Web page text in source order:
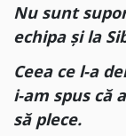
Nu sunt
echipa și la
Ceea ce l-a
i-am spus că
să plece.